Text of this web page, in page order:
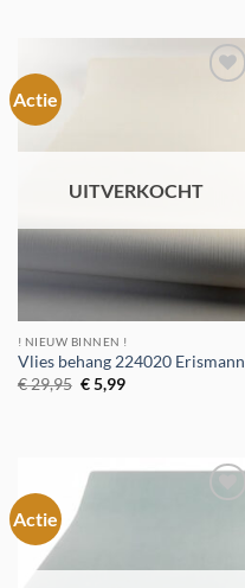
Actie
UITVERKOCHT
! NIEUW BINNEN !
Vlies behang 224020 Erismann
€29,95 Oorspronkelijke
prijs
€5,99Huidige
Actie